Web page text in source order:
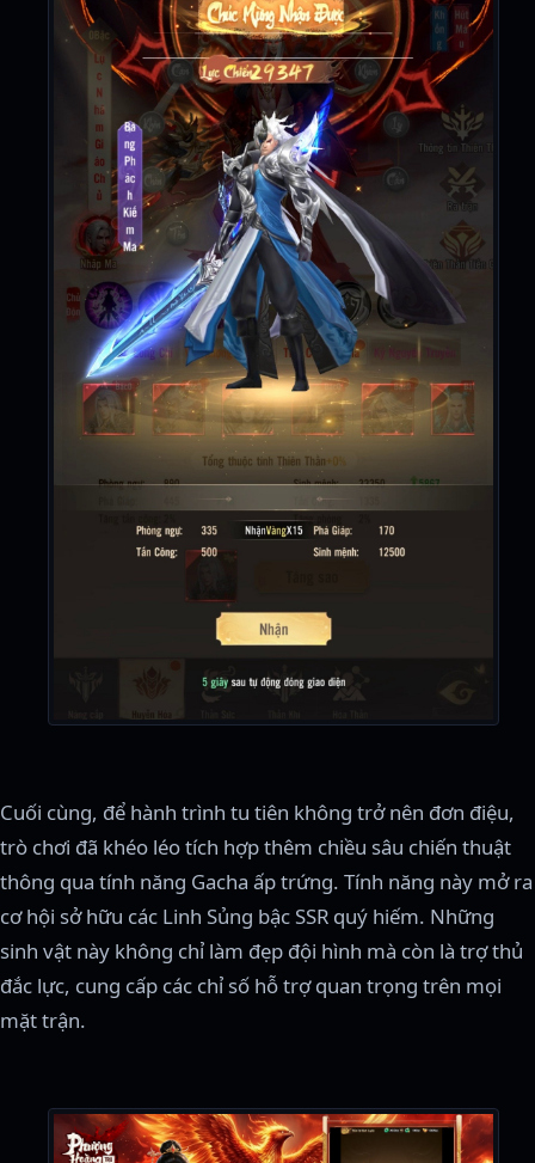
Cuối cùng, để hành trình tu tiên không trở nên đơn điệu,
trò chơi đã khéo léo tích hợp thêm chiều sâu chiến thuật
thông qua tính năng Gacha ấp trứng. Tính năng này mở ra
cơ hội sở hữu các Linh Sủng bậc SSR quý hiếm. Những
sinh vật này không chỉ làm đẹp đội hình mà còn là trợ thủ
đắc lực, cung cấp các chỉ số hỗ trợ quan trọng trên mọi
mặt trận.